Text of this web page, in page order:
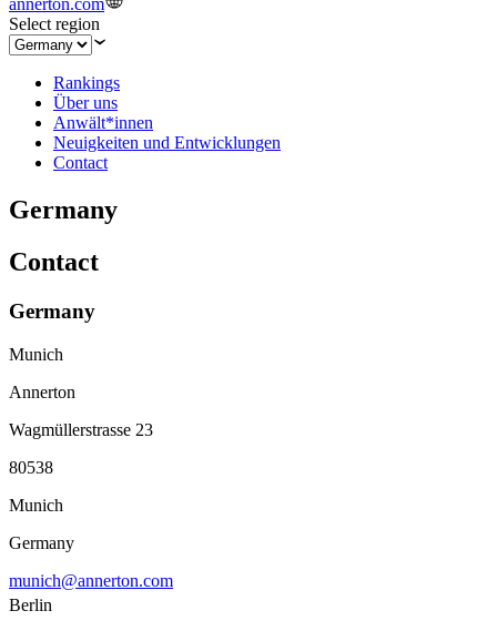
annerton.com
Select region
Rankings
Über uns
Anwält*innen
Neuigkeiten und Entwicklungen
Contact
Germany
Contact
Germany
Munich
Annerton
Wagmüllerstrasse 23
80538
Munich
Germany
munich@annerton.com
Berlin